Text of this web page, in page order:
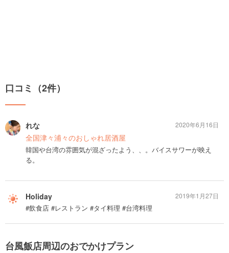
口コミ（2件）
れな
全国津々浦々のおしゃれ居酒屋
韓国や台湾の雰囲気が混ざったよう、、。バイスサワーが映え
る。
2020年6月16日
Holiday
#飲食店 #レストラン #タイ料理 #台湾料理
2019年1月27日
台風飯店周辺のおでかけプラン